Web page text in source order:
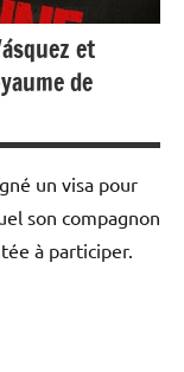
et
de
un visa pour
son compagnon
à participer.